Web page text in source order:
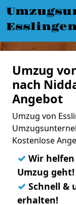
Umzug
nach
Angebot
Umzug von
Kostenlose
✓ Wir
Umzug geht!
✓ Schnell &
erhalten!